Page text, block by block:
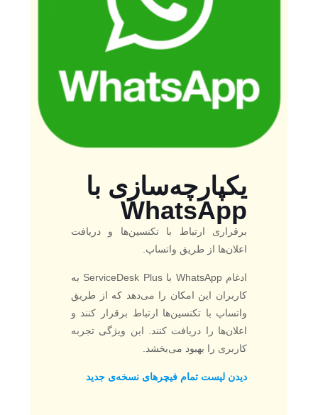
یکپارچه‌سازی با
WhatsApp
برقراری ارتباط با تکنسین‌ها و دریافت
اعلان‌ها از طریق واتساپ.
ادغام WhatsApp با ServiceDesk Plus به
کاربران این امکان را می‌دهد که از طریق
واتساپ با تکنسین‌ها ارتباط برقرار کنند و
اعلان‌ها را دریافت کنند. این ویژگی تجربه
کاربری را بهبود می‌بخشد.
دیدن لیست تمام فیچرهای نسخه‌ی جدید